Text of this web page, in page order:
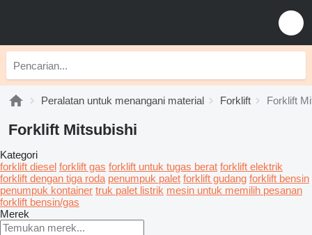
Peralatan untuk menangani material Forklift Forklift
Forklift Mitsubishi
Kategori
forklift diesel forklift gas forklift untuk tugas berat forklift elektrik
forklift dengan tiga roda penumpuk palet forklift gudang forklift bensin
penumpuk kontainer truk palet listrik mesin untuk memilih pesanan
forklift bensin/gas
Merek